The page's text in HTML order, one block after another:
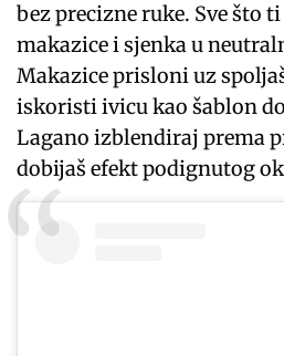
bez precizne ruke. Sve što
makazice i sjenka u
Makazice prisloni uz
iskoristi ivicu kao šablon
Lagano izblendiraj prema
dobijaš efekt podignutog